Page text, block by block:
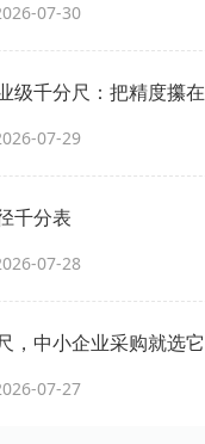
07-30
级千分尺：把精度攥
07-29
千分表
07-28
，中小企业采购就选它
07-27